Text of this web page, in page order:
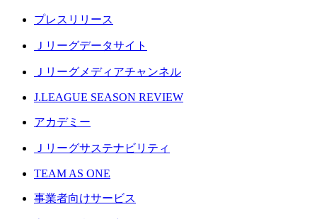
プレスリリース
Ｊリーグデータサイト
Ｊリーグメディアチャンネル
J.LEAGUE SEASON REVIEW
アカデミー
Ｊリーグサステナビリティ
TEAM AS ONE
事業者向けサービス